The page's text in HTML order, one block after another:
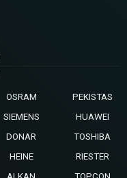
OSRAM
PEKISTAS
SIEMENS
HUAWEI
DONAR
TOSHIBA
HEINE
RIESTER